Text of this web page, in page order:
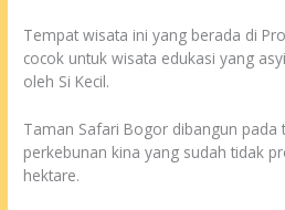
Tempat wisata ini yang berada di
cocok untuk wisata edukasi yang
oleh Si Kecil.
Taman Safari Bogor dibangun pada
perkebunan kina yang sudah tidak
hektare.